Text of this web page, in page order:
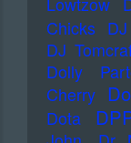
Chicks
DJ
Dolly
Cherry
Dota